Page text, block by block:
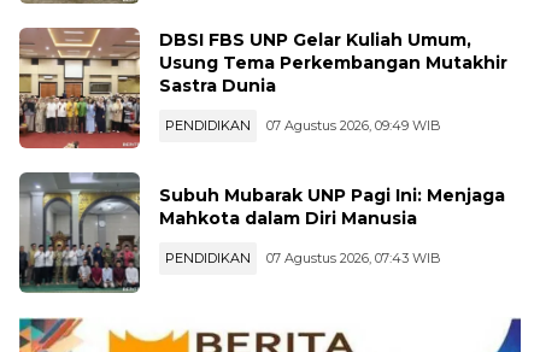
DBSI FBS UNP Gelar Kuliah Umum,
Usung Tema Perkembangan Mutakhir
Sastra Dunia
PENDIDIKAN 07 Agustus 2026, 09:49 WIB
Subuh Mubarak UNP Pagi Ini: Menjaga
Mahkota dalam Diri Manusia
PENDIDIKAN 07 Agustus 2026, 07:43 WIB